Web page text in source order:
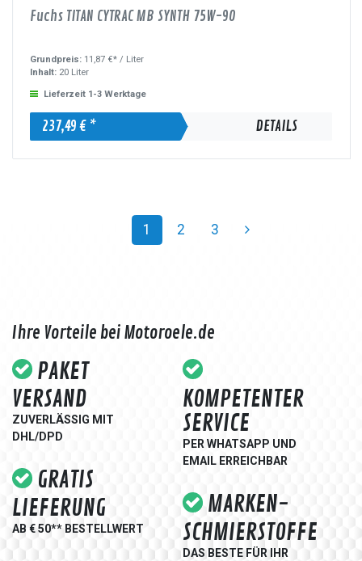
Fuchs TITAN CYTRAC MB SYNTH 75W-90
Grundpreis: 11,87 €* / Liter
Inhalt: 20 Liter
Lieferzeit 1-3 Werktage
237,49 € * DETAILS
1 2 3
Ihre Vorteile bei Motoroele.de
PAKET
VERSAND
ZUVERLÄSSIG MIT
DHL/DPD
GRATIS
LIEFERUNG
AB € 50** BESTELLWERT
KOMPETENTER
SERVICE
PER WHATSAPP UND
EMAIL ERREICHBAR
MARKEN-
SCHMIERSTOFFE
DAS BESTE FÜR IHR